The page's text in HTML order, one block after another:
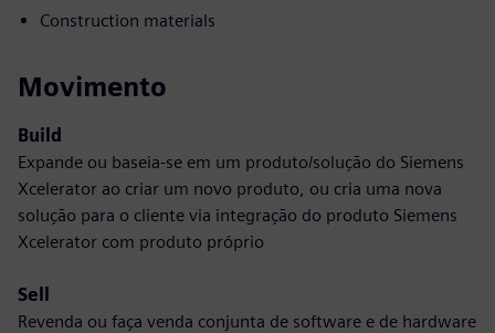
Construction materials
Movimento
Build
Expande ou baseia-se em um produto/solução do Siemens
Xcelerator ao criar um novo produto, ou cria uma nova
solução para o cliente via integração do produto Siemens
Xcelerator com produto próprio
Sell
Revenda ou faça venda conjunta de software e de hardware